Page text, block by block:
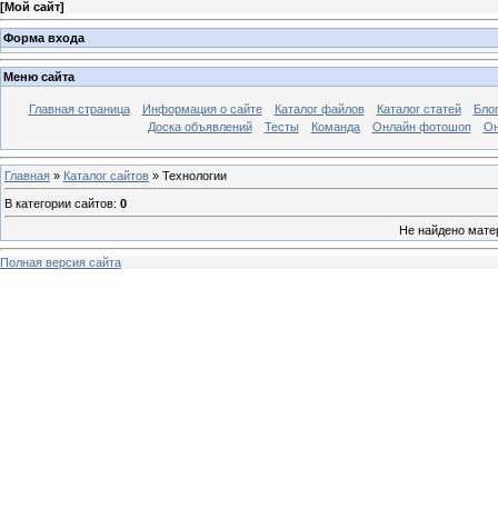
[Мой сайт]
Форма входа
Меню сайта
Главная страница Информация о сайте Каталог файлов Каталог статей
Блог
Доска объявлений
Тесты Команда Онлайн фотошоп
Главная » Каталог сайтов » Технологии
В категории сайтов: 0
Не найдено
Полная версия сайта